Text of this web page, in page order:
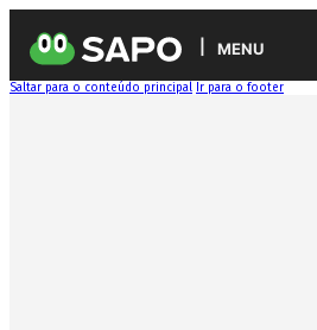
MENU
Saltar para o conteúdo principal Ir para o footer